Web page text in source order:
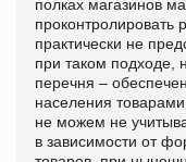
полках магазинов
проконтролировать
практически не
при таком подходе,
перечня –
населения
не можем не
в зависимости от